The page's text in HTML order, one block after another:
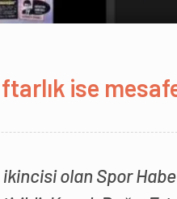
ise
olan Spor